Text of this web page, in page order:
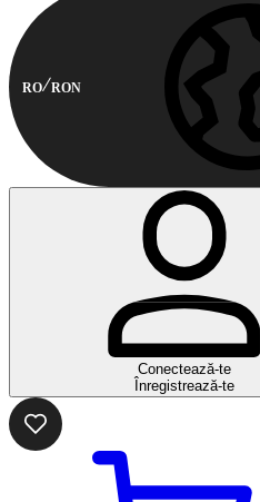
RO RON
Conectează-te
Înregistrează-te